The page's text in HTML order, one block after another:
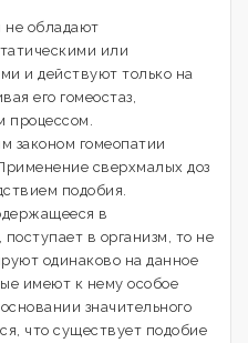
не обладают
или
и действуют только на
его гомеостаз,
процессом.
законом гомеопатии
сверхмалых доз
подобия.
в
в организм, то не
одинаково на данное
имеют к нему особое
значительного
что существует подобие